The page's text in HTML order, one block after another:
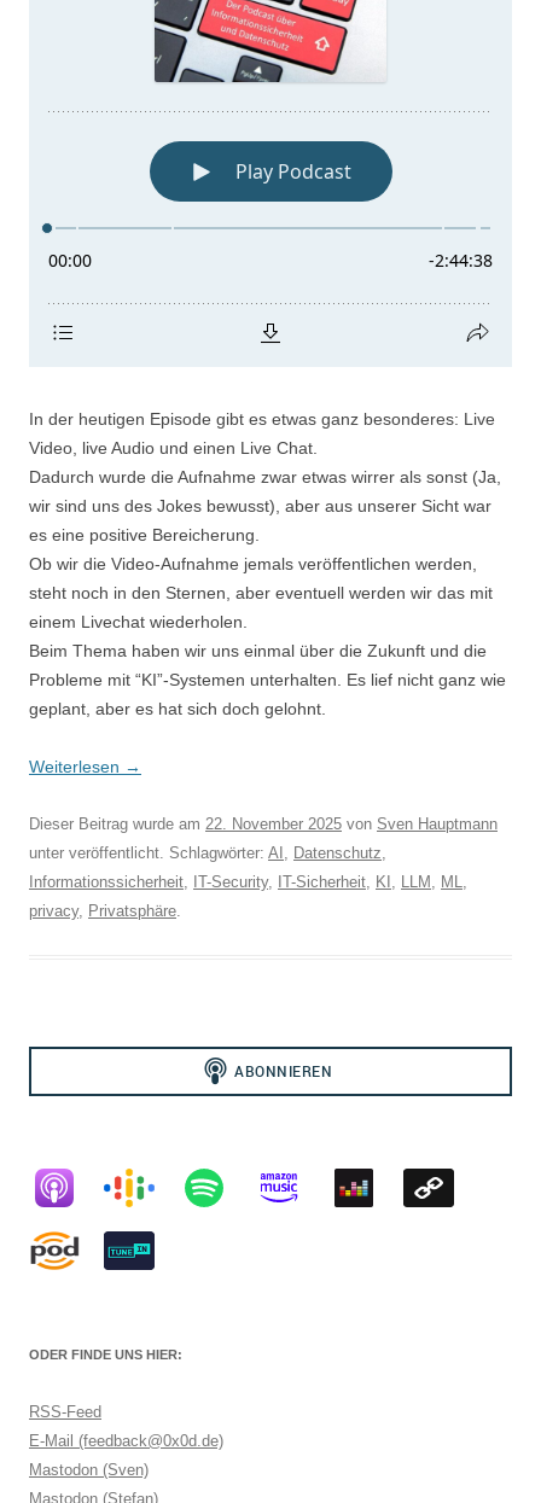
In der heutigen Episode gibt es etwas ganz besonderes: Live
Video, live Audio und einen Live Chat.
Dadurch wurde die Aufnahme zwar etwas wirrer als sonst (Ja,
wir sind uns des Jokes bewusst), aber aus unserer Sicht war
es eine positive Bereicherung.
Ob wir die Video-Aufnahme jemals veröffentlichen werden,
steht noch in den Sternen, aber eventuell werden wir das mit
einem Livechat wiederholen.
Beim Thema haben wir uns einmal über die Zukunft und die
Probleme mit “KI”-Systemen unterhalten. Es lief nicht ganz wie
geplant, aber es hat sich doch gelohnt.
Weiterlesen →
Dieser Beitrag wurde am 22. November 2025 von Sven Hauptmann
unter veröffentlicht. Schlagwörter: AI , Datenschutz,
Informationssicherheit, IT-Security, IT-Sicherheit, KI , LLM , ML,
privacy, Privatsphäre.
ODER FINDE UNS HIER:
RSS-Feed
E-Mail (feedback@0x0d.de)
Mastodon (Sven)
Mastodon (Stefan)